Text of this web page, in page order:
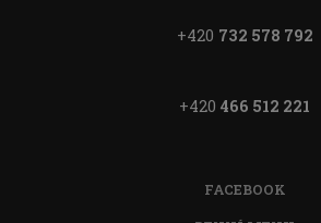
+420 732 578 792
+420 466 512 221
FACEBOOK